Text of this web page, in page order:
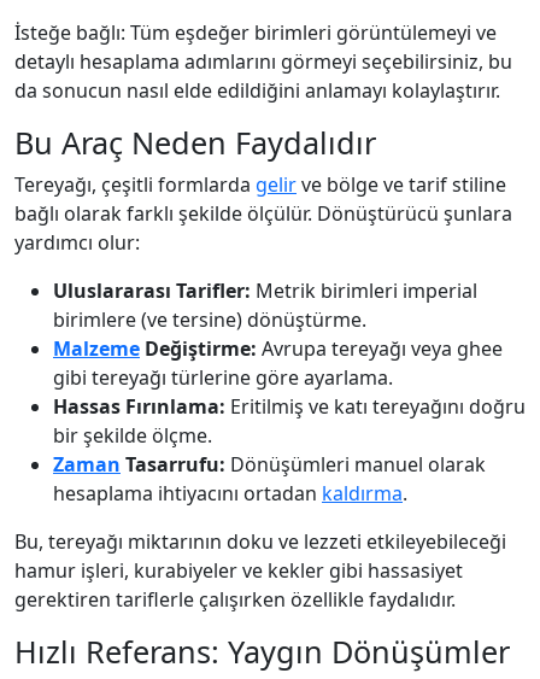
İsteğe bağlı: Tüm eşdeğer birimleri görüntülemeyi ve
detaylı hesaplama adımlarını görmeyi seçebilirsiniz, bu
da sonucun nasıl elde edildiğini anlamayı kolaylaştırır.
Bu Araç Neden Faydalıdır
Tereyağı, çeşitli formlarda gelirve bölge ve tarif stiline
bağlı olarak farklı şekilde ölçülür. Dönüştürücü şunlara
yardımcı olur:
Uluslararası Tarifler: Metrik birimleri imperial
birimlere (ve tersine) dönüştürme.
Malzeme Değiştirme: Avrupa tereyağı veya ghee
gibi tereyağı türlerine göre ayarlama.
Hassas Fırınlama: Eritilmiş ve katı tereyağını doğru
bir şekilde ölçme.
Zaman Tasarrufu: Dönüşümleri manuel olarak
hesaplama ihtiyacını ortadan kaldırma.
Bu, tereyağı miktarının doku ve lezzeti etkileyebileceği
hamur işleri, kurabiyeler ve kekler gibi hassasiyet
gerektiren tariflerle çalışırken özellikle faydalıdır.
Hızlı Referans: Yaygın Dönüşümler